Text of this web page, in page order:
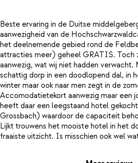
Beste ervaring in de Duitse
aanwezigheid van de
het deelnemende gebied rond de
attracties meer) geheel GRATIS. Toch
aanwezig, wat wij niet hadden verwacht.
schattig dorp in een doodlopend dal, in
winter maar ook naar men zegt in de
Accomodatietekort aanwezig maar een
heeft daar een leegstaand hotel
Grossbach) waardoor de capaciteit
Lijkt trouwens het mooiste hotel in het